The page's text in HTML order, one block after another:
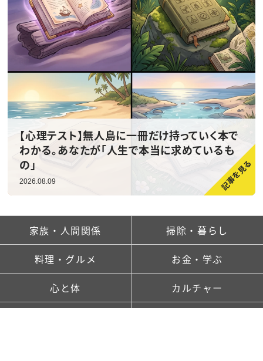
【心理テスト】無人島に一冊だけ持っていく本で
わかる。あなたが「人生で本当に求めているも
の」
2026.08.09
自分を後回しにしてきた私が、やっと自分を大
切にできるようになった話
家族・人間関係 掃除・暮らし
料理・グルメ お金・学ぶ